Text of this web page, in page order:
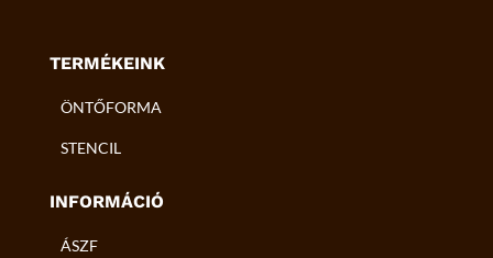
TERMÉKEINK
ÖNTŐFORMA
STENCIL
INFORMÁCIÓ
ÁSZF